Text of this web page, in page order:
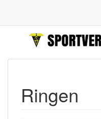
Ringen